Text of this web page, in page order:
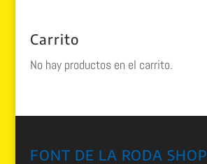
89.90 €.
Carrito
No hay productos en el carrito.
FONT DE LA RODA SHOP